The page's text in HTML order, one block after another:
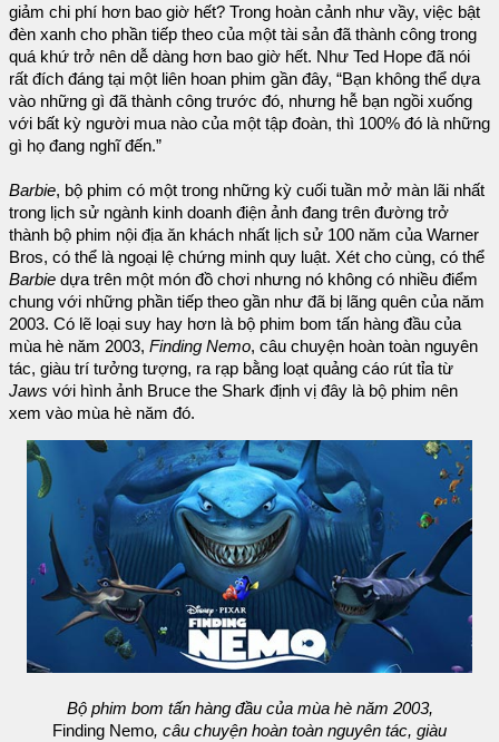
giảm chi phí hơn bao giờ hết? Trong hoàn cảnh như vầy, việc bật
đèn xanh cho phần tiếp theo của một tài sản đã thành công trong
quá khứ trở nên dễ dàng hơn bao giờ hết. Như Ted Hope đã nói
rất đích đáng tại một liên hoan phim gần đây, “Bạn không thể dựa
vào những gì đã thành công trước đó, nhưng hễ bạn ngồi xuống
với bất kỳ người mua nào của một tập đoàn, thì 100% đó là những
gì họ đang nghĩ đến.”
Barbie, bộ phim có một trong những kỳ cuối tuần mở màn lãi nhất
trong lịch sử ngành kinh doanh điện ảnh đang trên đường trở
thành bộ phim nội địa ăn khách nhất lịch sử 100 năm của Warner
Bros, có thể là ngoại lệ chứng minh quy luật. Xét cho cùng, có thể
Barbie dựa trên một món đồ chơi nhưng nó không có nhiều điểm
chung với những phần tiếp theo gần như đã bị lãng quên của năm
2003. Có lẽ loại suy hay hơn là bộ phim bom tấn hàng đầu của
mùa hè năm 2003, Finding Nemo, câu chuyện hoàn toàn nguyên
tác, giàu trí tưởng tượng, ra rạp bằng loạt quảng cáo rút tỉa từ
Jaws với hình ảnh Bruce the Shark định vị đây là bộ phim nên
xem vào mùa hè năm đó.
Bộ phim bom tấn hàng đầu của mùa hè năm 2003,
Finding Nemo, câu chuyện hoàn toàn nguyên tác, giàu